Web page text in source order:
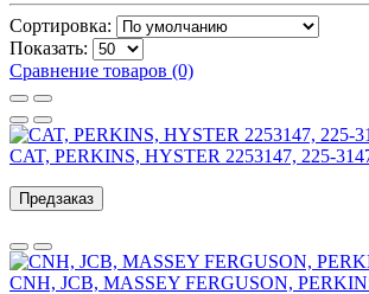
Сортировка:
Показать:
Сравнение товаров (0)
CAT, PERKINS, HYSTER 2253147, 225-
Предзаказ
CNH, JCB, MASSEY FERGUSON,